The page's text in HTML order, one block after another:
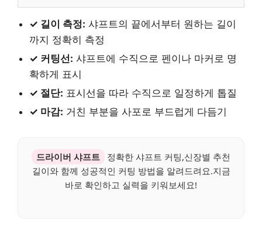
✓ 길이 측정: 샤프트의 끝에서부터 원하는 길이
까지 정확히 측정
✓ 커팅선: 샤프트에 수직으로 펜이나 마커로 명
확하게 표시
✓ 절단: 표시선을 따라 수직으로 일정하게 톱질
✓ 마감: 거친 부분을 사포로 부드럽게 다듬기
드라이버 샤프트
정확한 샤프트 커팅,신장별 추천
길이와 함께 성공적인 커팅 방법을 알려드려요.지금
바로 확인하고 실력을 키워보세요!